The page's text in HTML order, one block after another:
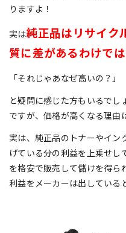
りますよ！
実は純正品はリサイク
質に差があるわけでは
「それじゃあなぜ高いの？」
と疑問に感じた方もいるでし
ですが、価格が高くなる理由
実は、純正品のトナーやイン
げている分の利益を上乗せし
を格安で販売して儲けを得ら
利益をメーカーは出している